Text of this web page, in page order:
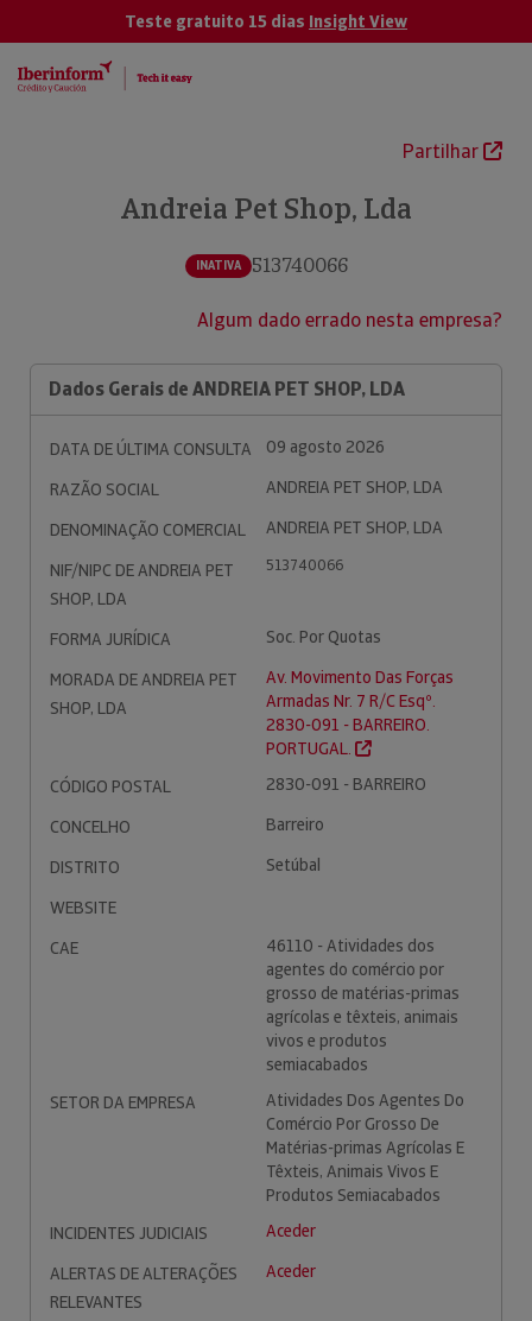
Teste gratuito 15 dias Insight View
Partilhar
Andreia Pet Shop, Lda
INATIVA 513740066
Algum dado errado nesta empresa?
Dados Gerais de ANDREIA PET SHOP, LDA
DATA DE ÚLTIMA CONSULTA
09 agosto 2026
RAZÃO SOCIAL
ANDREIA PET SHOP, LDA
DENOMINAÇÃO COMERCIAL
ANDREIA PET SHOP, LDA
NIF/NIPC DE ANDREIA PET
SHOP, LDA
513740066
FORMA JURÍDICA
Soc. Por Quotas
MORADA DE ANDREIA PET
SHOP, LDA
Av. Movimento Das Forças
Armadas Nr. 7 R/C Esqº.
2830-091 - BARREIRO.
PORTUGAL.
CÓDIGO POSTAL
2830-091 - BARREIRO
CONCELHO
Barreiro
DISTRITO
Setúbal
WEBSITE
CAE
46110 - Atividades dos
agentes do comércio por
grosso de matérias-primas
agrícolas e têxteis, animais
vivos e produtos
semiacabados
SETOR DA EMPRESA
Atividades Dos Agentes Do
Comércio Por Grosso De
Matérias-primas Agrícolas E
Têxteis, Animais Vivos E
Produtos Semiacabados
INCIDENTES JUDICIAIS
Aceder
ALERTAS DE ALTERAÇÕES
RELEVANTES
Aceder